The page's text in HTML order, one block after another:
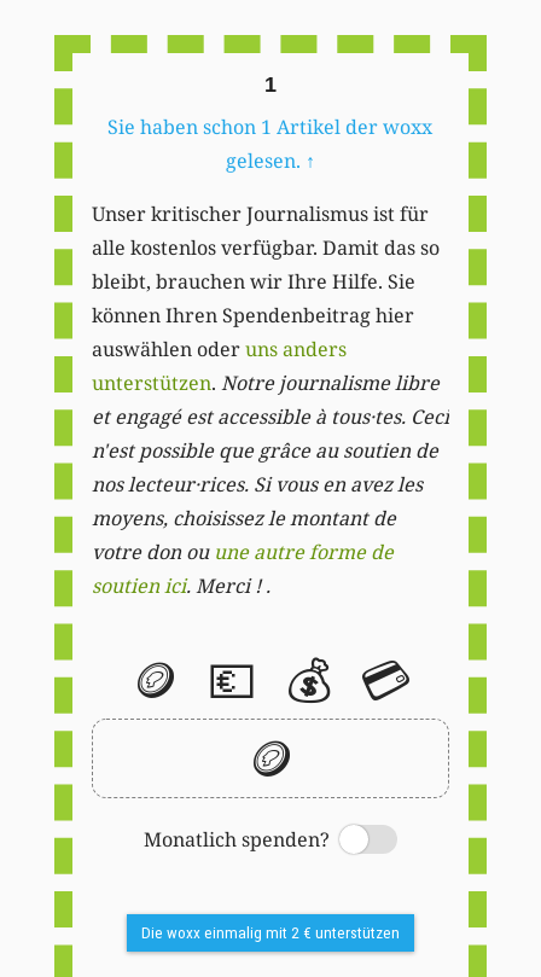
1
Sie haben schon 1 Artikel der woxx
gelesen. ↑
Unser kritischer Journalismus ist für
alle kostenlos verfügbar. Damit das so
bleibt, brauchen wir Ihre Hilfe. Sie
können Ihren Spendenbeitrag hier
auswählen oderuns anders
unterstützen. Notre journalisme libre
et engagé est accessible à tous·tes. Ceci
n'est possible que grâce au soutien de
nos lecteur·rices. Si vous en avez les
moyens, choisissez le montant de
votre don ou une autre forme de
soutien ici. Merci ! .
🪙 💶 💰 💳
🪙
Monatlich spenden?
Switch
Die woxx einmalig mit 2 € unterstützen